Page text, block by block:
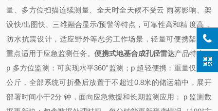
量、多方位扫描连续测量、全天时全天候不受云 雨雾影响、架
设快/出图快、三维融合显示/预警等特点，可靠性高和精 度高，
防水抗震设计，适应野外等恶劣工作场景，轻量可便携架设，
重点适用于应急监测任务。 便携式地基合成孔径雷达产品特点：
p 多方位监测：可实现水平360°监测； p 超轻便携：重量仅为15
公斤，全部系统可折叠后放置于不超过0.8米的储运箱中，展开
部署时间小于2分 钟，面向应急救援和长期监测应用； p 监测数